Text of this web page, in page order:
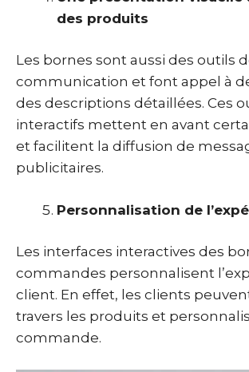
des produits
Les bornes sont aussi des outils
communication et font appel à
des descriptions détaillées. Ces
interactifs mettent en avant
et facilitent la diffusion de
publicitaires.
Personnalisation de
Les interfaces interactives des
commandes personnalisent
client. En effet, les clients
travers les produits et
commande.